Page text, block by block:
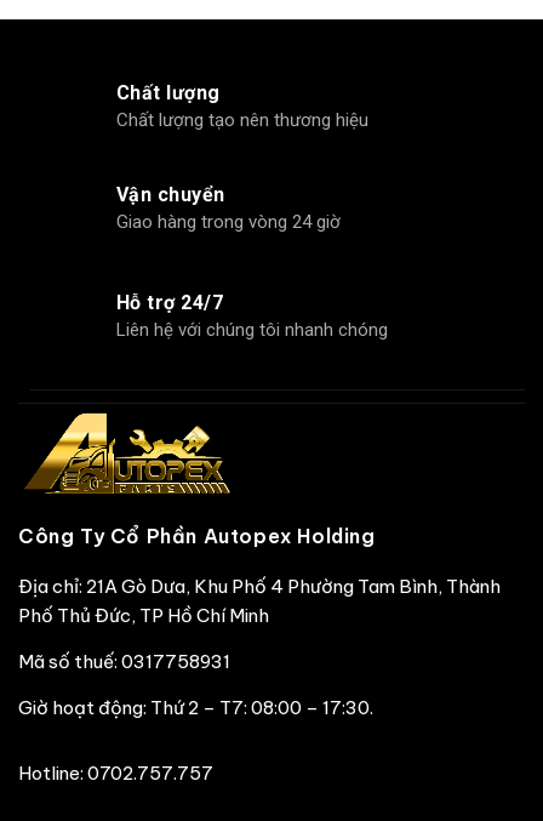
Chất lượng
Chất lượng tạo nên thương hiệu
Vận chuyển
Giao hàng trong vòng 24 giờ
Hỗ trợ 24/7
Liên hệ với chúng tôi nhanh chóng
Công Ty Cổ Phần Autopex Holding
Địa chỉ: 21A Gò Dưa, Khu Phố 4 Phường Tam Bình, Thành
Phố Thủ Đức, TP Hồ Chí Minh
Mã số thuế: 0317758931
Giờ hoạt động: Thứ 2 – T7: 08:00 – 17:30.
Hotline: 0702.757.757